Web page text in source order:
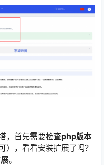
，首先需要检查php版本
），看看安装扩展了吗？
。